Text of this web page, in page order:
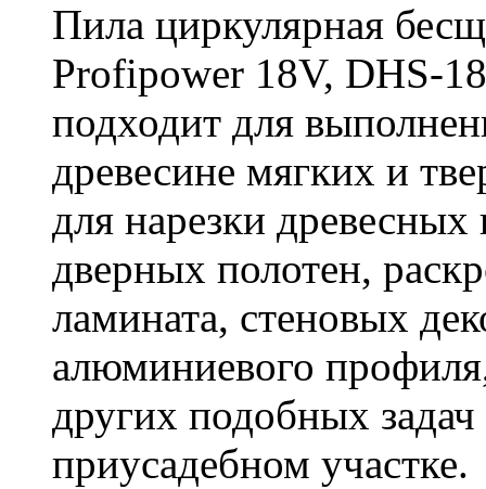
Пила циркулярная
Profipower 18V, DHS-
подходит для
древесине мягких и
для нарезки
дверных полотен,
ламината, стеновых
алюминиевого
других подобных
приусадебном участке.